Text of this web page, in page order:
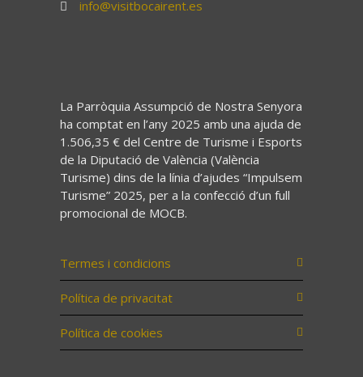
info@visitbocairent.es
La Parròquia Assumpció de Nostra Senyora
ha comptat en l’any 2025 amb una ajuda de
1.506,35 € del Centre de Turisme i Esports
de la Diputació de València (València
Turisme) dins de la línia d’ajudes “Impulsem
Turisme” 2025, per a la confecció d’un full
promocional de MOCB.
Termes i condicions
Política de privacitat
Política de cookies